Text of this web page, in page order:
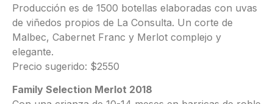
Producción es de 1500 botellas elaboradas con uvas
de viñedos propios de La Consulta. Un corte de
Malbec, Cabernet Franc y Merlot complejo y
elegante.
Precio sugerido: $2550
Family Selection Merlot 2018